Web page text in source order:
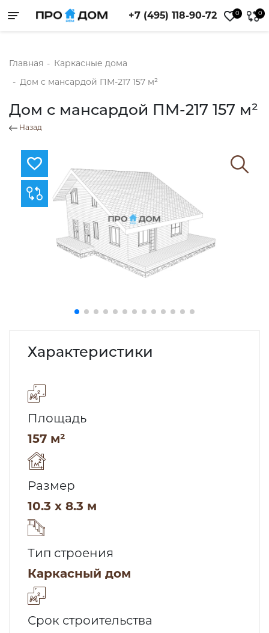
Toggle navigation +7 (495) 118-90-72 0 0
Главная - Каркасные дома
- Дом с мансардой ПМ-217 157 м²
Дом с мансардой ПМ-217 157 м²
Назад
Характеристики
Площадь
157 м²
Размер
10.3 x 8.3 м
Тип строения
Каркасный дом
Срок строительства